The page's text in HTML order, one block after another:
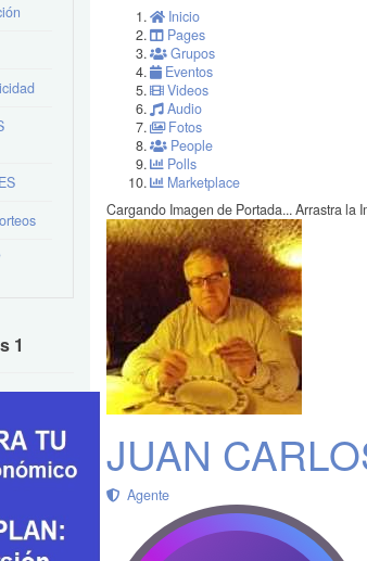
Inicio
Pages
Grupos
Eventos
Videos
Audio
Fotos
People
Polls
Marketplace
Cargando Imagen de Portada...Arrastra la
JUAN
Agente
1